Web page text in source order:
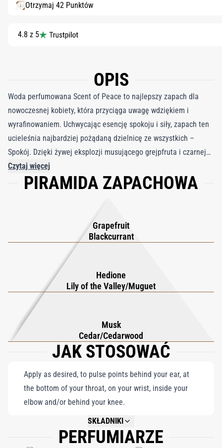
Otrzymaj 42 Punktów
4.8 z 5
OPIS
Woda perfumowana Scent of Peace to najlepszy zapach dla
nowoczesnej kobiety, która przyciąga uwagę wdziękiem i
wyrafinowaniem. Uchwycając esencję spokoju i siły, zapach ten
ucieleśnia najbardziej pożądaną dzielnicę ze wszystkich –
Spokój. Dzięki żywej eksplozji musującego grejpfruta i czarnej
porzeczki zapach natychmiast odświeża i orzeźwia, a delikatne
kwiatowe serce konwalii i hedione dodaje atmosfery elegancji i
skórze. Zapach Pokoju to coś więcej niż tylko zapach — to
symbol siły, pewności siebie i wyrafinowanego uroku.
Niezależnie od tego, czy prowadzisz salę konferencyjną, czy
świętujesz wieczorne wyjście, ten zapach gwarantuje, że
pozostawisz trwałe wrażenie, promieniując równowagą i mocą.
Czytaj więcej
PIRAMIDA ZAPACHOWA
Grapefruit
Blackcurrant
Hedione
Lily of the Valley/Muguet
Musk
Cedar/Cedarwood
JAK STOSOWAĆ
Apply as desired, to pulse points behind your ear, at
the bottom of your throat, on your wrist, inside your
elbow and/or behind your knee.
SKŁADNIKI
NOT AVAILABLE.
PERFUMIARZE